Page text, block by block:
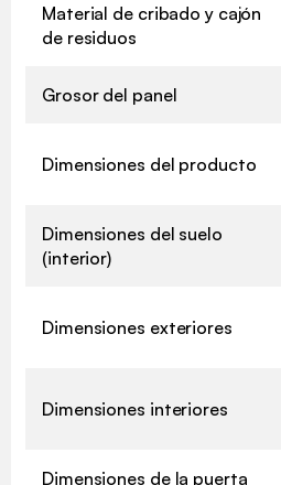
Material de cribado y cajón
de residuos
Grosor del panel
Dimensiones del producto
Dimensiones del suelo
(interior)
Dimensiones exteriores
Dimensiones interiores
Dimensiones de la puerta